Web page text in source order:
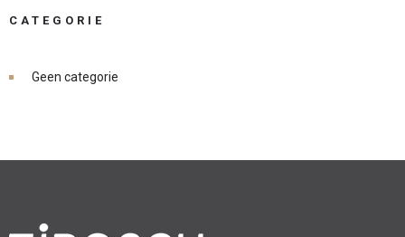
CATEGORIE
Geen categorie